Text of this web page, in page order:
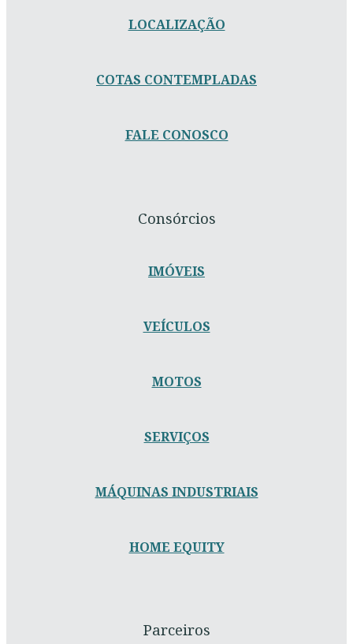
LOCALIZAÇÃO
COTAS CONTEMPLADAS
FALE CONOSCO
Consórcios
IMÓVEIS
VEÍCULOS
MOTOS
SERVIÇOS
MÁQUINAS INDUSTRIAIS
HOME EQUITY
Parceiros